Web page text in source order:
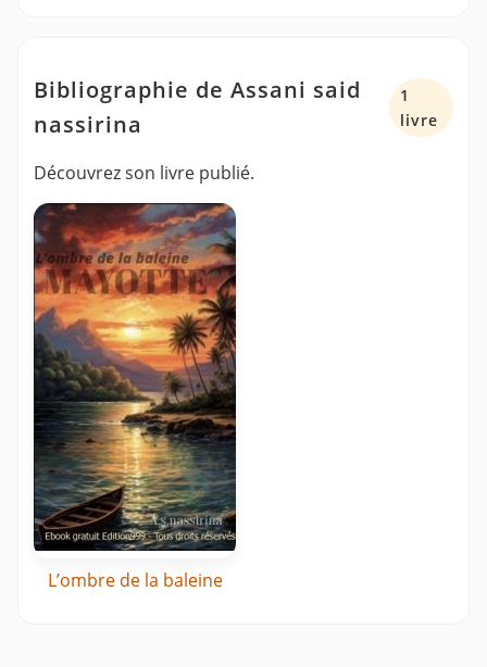
Bibliographie de Assani said
nassirina
1
livre
Découvrez son livre publié.
L’ombre de la baleine